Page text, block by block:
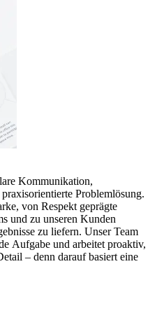
Kommunikation,
Problemlösung.
von Respekt geprägte
und zu unseren Kunden
zu liefern. Unser Team
Aufgabe und arbeitet proaktiv,
– denn darauf basiert eine